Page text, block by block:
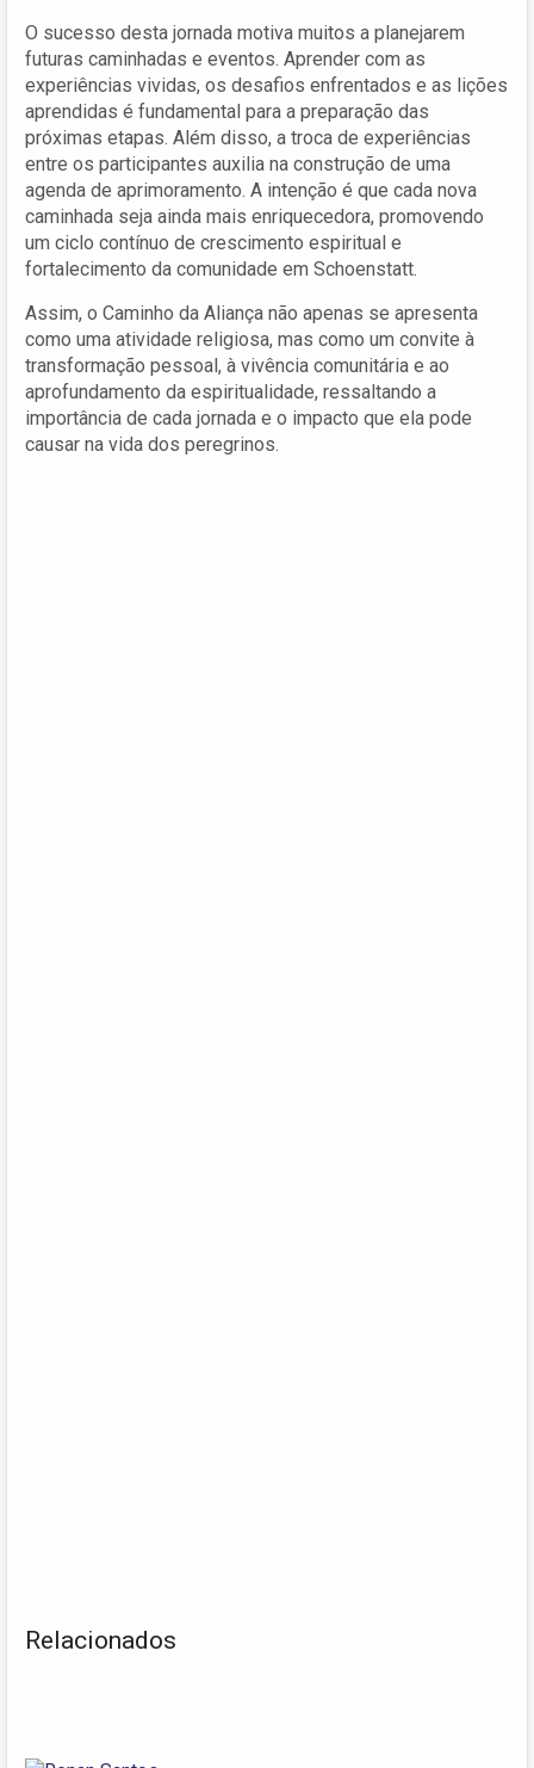
O sucesso desta jornada motiva muitos a planejarem
futuras caminhadas e eventos. Aprender com as
experiências vividas, os desafios enfrentados e as lições
aprendidas é fundamental para a preparação das
próximas etapas. Além disso, a troca de experiências
entre os participantes auxilia na construção de uma
agenda de aprimoramento. A intenção é que cada nova
caminhada seja ainda mais enriquecedora, promovendo
um ciclo contínuo de crescimento espiritual e
fortalecimento da comunidade em Schoenstatt.
Assim, o Caminho da Aliança não apenas se apresenta
como uma atividade religiosa, mas como um convite à
transformação pessoal, à vivência comunitária e ao
aprofundamento da espiritualidade, ressaltando a
importância de cada jornada e o impacto que ela pode
causar na vida dos peregrinos.
Relacionados